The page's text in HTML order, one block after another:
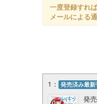
一度登録すれ
メールによる
1： 発売済み最新
発